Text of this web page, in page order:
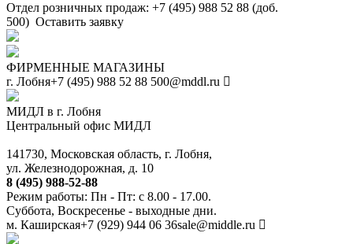
Отдел розничных продаж: +7 (495) 988 52 88 (доб.
500) Оставить заявку
ФИРМЕННЫЕ МАГАЗИНЫ
г. Лобня+7 (495) 988 52 88 500@mddl.ru
МИДЛ в г. Лобня
Центральный офис МИДЛ
141730, Московская область, г. Лобня,
ул. Железнодорожная, д. 10
8 (495) 988-52-88
Режим работы: Пн - Пт: с 8.00 - 17.00.
Суббота, Воскресенье - выходные дни.
м. Каширская+7 (929) 944 06 36sale@middle.ru